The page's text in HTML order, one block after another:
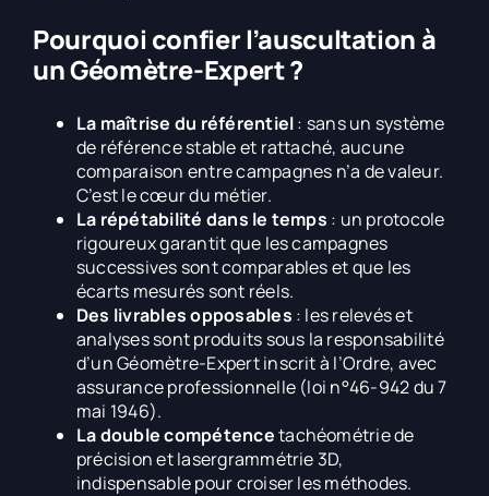
Pourquoi confier l’auscultation à
un Géomètre-Expert ?
La maîtrise du référentiel: sans un système
de référence stable et rattaché, aucune
comparaison entre campagnes n’a de valeur.
C’est le cœur du métier.
La répétabilité dans le temps : un protocole
rigoureux garantit que les campagnes
successives sont comparables et que les
écarts mesurés sont réels.
Des livrables opposables : les relevés et
analyses sont produits sous la responsabilité
d’un Géomètre-Expert inscrit à l’Ordre, avec
assurance professionnelle (loi n°46-942 du 7
mai 1946).
La double compétencetachéométrie de
précision et lasergrammétrie 3D,
indispensable pour croiser les méthodes.